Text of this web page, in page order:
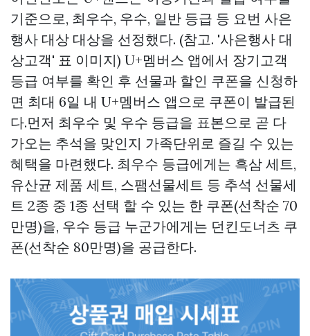
기준으로, 최우수, 우수, 일반 등급 등 요번 사은
행사 대상 대상을 선정했다. (참고. '사은행사 대
상고객' 표 이미지) U+멤버스 앱에서 장기고객
등급 여부를 확인 후 선물과 할인 쿠폰을 신청하
면 최대 6일 내 U+멤버스 앱으로 쿠폰이 발급된
다.먼저 최우수 및 우수 등급을 표본으로 곧 다
가오는 추석을 맞인지 가족단위로 즐길 수 있는
혜택을 마련했다. 최우수 등급에게는 흑삼 세트,
유산균 제품 세트, 스팸선물세트 등 추석 선물세
트 2종 중 1종 선택 할 수 있는 한 쿠폰(선착순 70
만명)을, 우수 등급 누군가에게는 던킨도너츠 쿠
폰(선착순 80만명)을 공급한다.